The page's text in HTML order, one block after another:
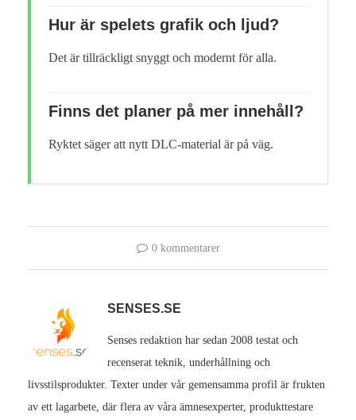
Hur är spelets grafik och ljud?
Det är tillräckligt snyggt och modernt för alla.
Finns det planer på mer innehåll?
Ryktet säger att nytt DLC-material är på väg.
0 kommentarer
SENSES.SE
Senses redaktion har sedan 2008 testat och
recenserat teknik, underhållning och
livsstilsprodukter. Texter under vår gemensamma profil är frukten
av ett lagarbete, där flera av våra ämnesexperter, produkttestare